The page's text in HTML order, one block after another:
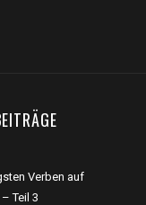
Verben auf
Teil 3